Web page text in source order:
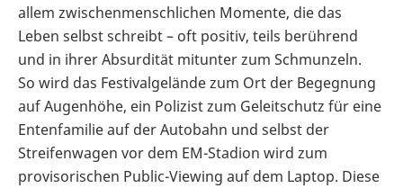
allem zwischenmenschlichen Momente, die das
Leben selbst schreibt – oft positiv, teils berührend
und in ihrer Absurdität mitunter zum Schmunzeln.
So wird das Festivalgelände zum Ort der Begegnung
auf Augenhöhe, ein Polizist zum Geleitschutz für eine
Entenfamilie auf der Autobahn und selbst der
Streifenwagen vor dem EM-Stadion wird zum
provisorischen Public-Viewing auf dem Laptop. Diese